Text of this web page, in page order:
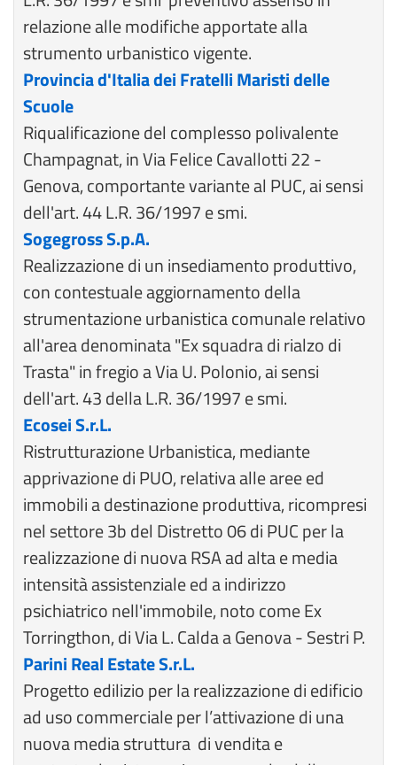
relazione alle modifiche apportate alla
strumento urbanistico vigente.
Provincia d'Italia dei Fratelli Maristi delle
Scuole
Riqualificazione del complesso polivalente
Champagnat, in Via Felice Cavallotti 22 -
Genova, comportante variante al PUC, ai sensi
dell'art. 44 L.R. 36/1997 e smi.
Sogegross S.p.A.
Realizzazione di un insediamento produttivo,
con contestuale aggiornamento della
strumentazione urbanistica comunale relativo
all'area denominata "Ex squadra di rialzo di
Trasta" in fregio a Via U. Polonio, ai sensi
dell'art. 43 della L.R. 36/1997 e smi.
Ecosei S.r.L.
Ristrutturazione Urbanistica, mediante
apprivazione di PUO, relativa alle aree ed
immobili a destinazione produttiva, ricompresi
nel settore 3b del Distretto 06 di PUC per la
realizzazione di nuova RSA ad alta e media
intensità assistenziale ed a indirizzo
psichiatrico nell'immobile, noto come Ex
Torringthon, di Via L. Calda a Genova - Sestri P.
Parini Real Estate S.r.L.
Progetto edilizio per la realizzazione di edificio
ad uso commerciale per l’attivazione di una
nuova media struttura di vendita e